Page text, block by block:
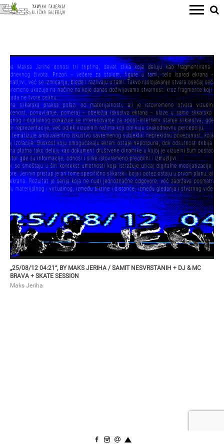
MAKS JERIHA
„25/08/12 04:21“, by Maks Jeriha / Samit Nesvrstanih + DJ & MC
„25/08/12 04:21“, BY MAKS JERIHA / SAMIT NESVRSTANIH + DJ & MC
BRAVA + SKATE SESSION
Maks Jeriha